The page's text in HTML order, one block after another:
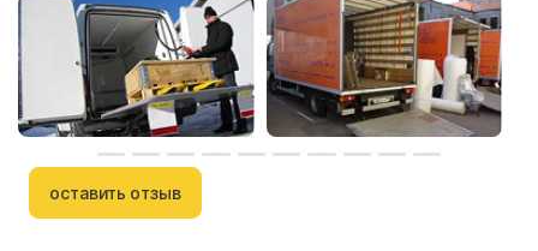
оставить отзыв